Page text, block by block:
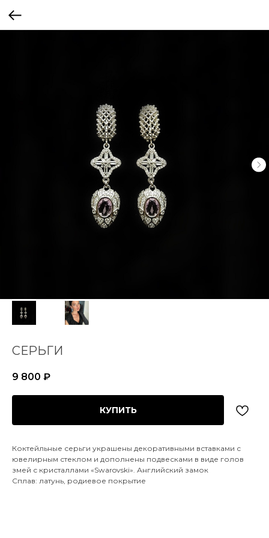
СЕРЬГИ
9 800 ₽
КУПИТЬ
Коктейльные серьги украшены декоративными вставками с
ювелирным стеклом и дополнены подвесками в виде голов
змей с кристаллами «Swarovski». Английский замок
Сплав: латунь, родиевое покрытие